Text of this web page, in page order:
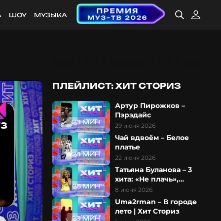
ШОУ МУЗЫКА
ПЛЕЙЛИСТ: ХИТ СТОРИЗ
23 МИН
Артур Пирожков –
Пэрэдайс
29 июня 2026
24 МИН
Чай вдвоём – Белое
платье
22 июня 2026
25 МИН
Татьяна Буланова – 3
хита: «Не плачь»,
«Старшая сестра» и
«Колыбельная»
8 июня 2026
23 МИН
Uma2rman – В городе
лето | Хит Сториз